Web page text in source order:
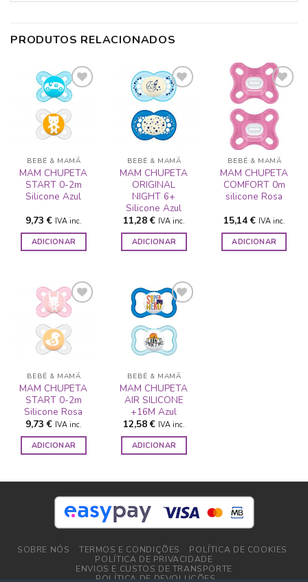
PRODUTOS RELACIONADOS
ADICIONAR
A LISTA DE
BEBÉ & MAMÃ
MAM CHUPETA
START 0-2m
Silicone Azul
9,73€ IVA inc.
ADICIONAR
ADICIONAR
A LISTA DE
BEBÉ & MAMÃ
MAM CHUPETA
ORIGINAL
NIGHT 6+
Silicone Azul
11,28€ IVA inc.
ADICIONAR
ADICIONAR
A LISTA DE
DESEJOS
BEBÉ & MAMÃ
MAM CHUPETA
COMFORT 0m
silicone Rosa
15,14€ IVA inc.
ADICIONAR
ADICIONAR
A LISTA DE
BEBÉ & MAMÃ
MAM CHUPETA
START 0-2m
Silicone Rosa
9,73€ IVA inc.
ADICIONAR
ADICIONAR
A LISTA DE
BEBÉ & MAMÃ
MAM CHUPETA
AIR SILICONE
+16M Azul
12,58€ IVA inc.
ADICIONAR
SOBRE NÓS TERMOS E CONDIÇÕES
POLÍTICA DE COOKIES
POLÍTICA DE PRIVACIDADE
ENVIOS E CUSTOS DE TRANSPORTE
POLÍTICA DE DEVOLUÇÕES